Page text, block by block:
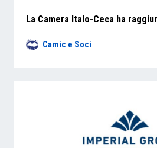
La Camera Italo-Ceca ha
Camic e Soci